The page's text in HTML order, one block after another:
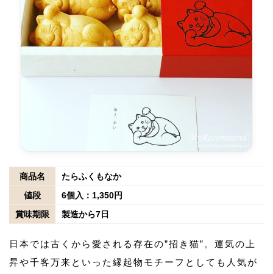
商品名
たらふくもなか
値段
6個入：1,350円
賞味期限
製造から7日
日本では古くから愛される存在の”招き猫”。運気の上
昇や千客万来といった縁起物モチーフとしても人気が